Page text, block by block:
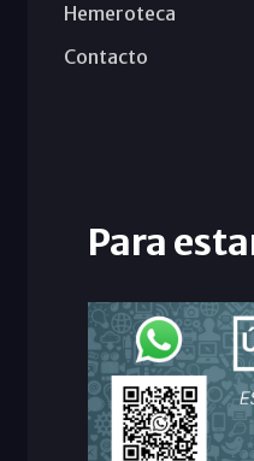
Hemeroteca
Contacto
Para